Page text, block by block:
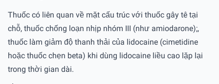
Thuốc có liên quan về mặt cấu trúc với thuốc gây tê tại
chỗ, thuốc chống loạn nhịp nhóm III (như amiodarone);,
thuốc làm giảm độ thanh thải của lidocaine (cimetidine
hoặc thuốc chẹn beta) khi dùng lidocaine liều cao lặp lại
trong thời gian dài.